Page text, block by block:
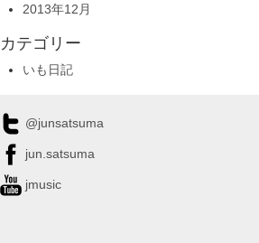
2013年12月
カテゴリー
いも日記
@junsatsuma
jun.satsuma
jmusic